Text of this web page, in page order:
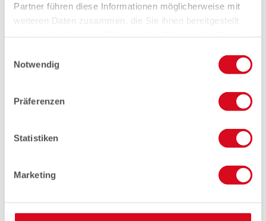
Partner führen diese Informationen möglicherweise mit
weiteren Daten zusammen, die Sie ihnen bereitgestellt
Notwendig
Präferenzen
Statistiken
Marketing